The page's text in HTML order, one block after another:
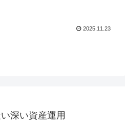
2025.11.23
深い資産運用